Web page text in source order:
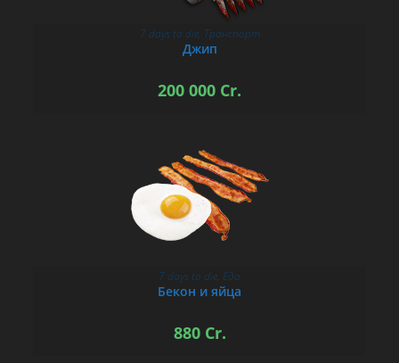
В КОРЗИНУ
7 days to die, Транспорт
Джип
200 000 Cr.
В КОРЗИНУ
7 days to die, Еда
Бекон и яйца
880 Cr.